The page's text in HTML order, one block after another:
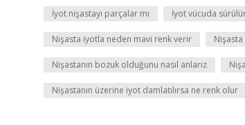
İyot nişastayı parçalar mı İyot vücuda
Nişasta iyotla neden mavi renk verir Nişasta
Nişastanın bozuk olduğunu nasıl anlarız
Nişastanın üzerine iyot damlatılırsa ne renk olur